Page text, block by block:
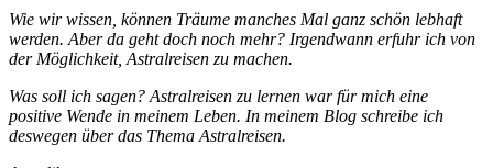
Wie wir wissen, können Träume manches Mal ganz schön lebhaft
werden. Aber da geht doch noch mehr? Irgendwann erfuhr ich von
der Möglichkeit, Astralreisen zu machen.
Was soll ich sagen? Astralreisen zu lernen war für mich eine
positive Wende in meinem Leben. In meinem Blog schreibe ich
deswegen über das Thema Astralreisen.